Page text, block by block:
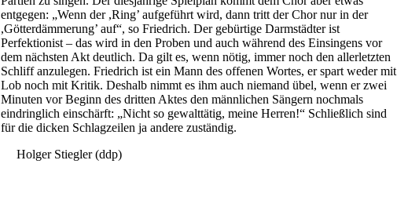
entgegen: „Wenn der ,Ring’ aufgeführt wird, dann tritt der Chor nur in der
,Götterdämmerung’ auf“, so Friedrich. Der gebürtige Darmstädter ist
Perfektionist – das wird in den Proben und auch während des Einsingens vor
dem nächsten Akt deutlich. Da gilt es, wenn nötig, immer noch den allerletzten
Schliff anzulegen. Friedrich ist ein Mann des offenen Wortes, er spart weder mit
Lob noch mit Kritik. Deshalb nimmt es ihm auch niemand übel, wenn er zwei
Minuten vor Beginn des dritten Aktes den männlichen Sängern nochmals
eindringlich einschärft: „Nicht so gewalttätig, meine Herren!“ Schließlich sind
für die dicken Schlagzeilen ja andere zuständig.
Holger Stiegler (ddp)